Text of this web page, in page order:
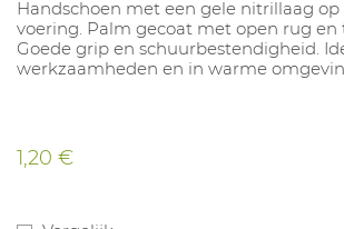
Handschoen met een gele nitrillaag
voering. Palm gecoat met open rug en
Goede grip en schuurbestendigheid.
werkzaamheden en in warme
1,20 €